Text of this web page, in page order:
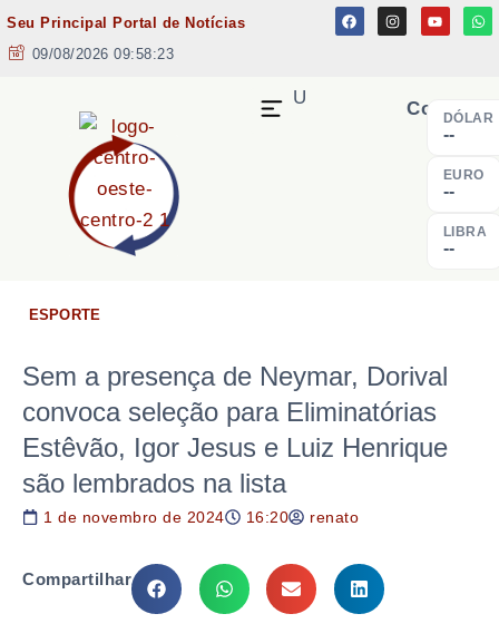
Seu Principal Portal de Notícias
09/08/2026 09:58:23
Cotação
DÓLAR
--
EURO
--
LIBRA
--
MENU
ESPORTE
Sem a presença de Neymar, Dorival
convoca seleção para Eliminatórias
Estêvão, Igor Jesus e Luiz Henrique
são lembrados na lista
1 de novembro de 2024 16:20 renato
Compartilhar